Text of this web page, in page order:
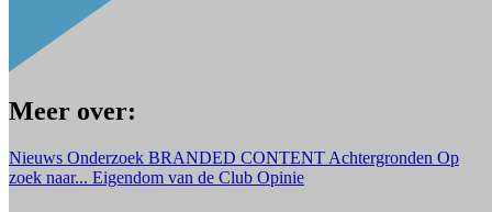
Meer over:
Nieuws Onderzoek BRANDED CONTENT Achtergronden Op
zoek naar... Eigendom van de Club Opinie